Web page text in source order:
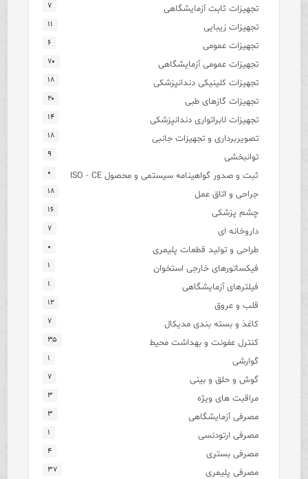
تجهیزات ثابت آزمایشگاهی ۷
تجهیزات زیبایی ۱۱
تجهیزات عمومی ۶
تجهیزات عمومی آزمایشگاهی ۷۰
تجهیزات کلینیکی دندانپزشکی ۱۸
تجهیزات گازهای طبی ۲۰
تجهیزات لابراتواری دندانپزشکی ۱۴
تصویربرداری و تجهیزات جانبی ۱۸
توانبخشی ۹
ثبت و صدور گواهینامه سیستمی و محصول ISO - CE ۰
جراحی و اتاق عمل ۱۸
چشم پزشکی ۱۶
داروخانه ای ۷
طراحی و تولید قطعات پلیمری ۰
فیکساتورهای خارجی استخوان ۱
فیلترهای آزمایشگاهی ۱
قلب و عروق ۱۲
کاغذ و بسته بندی مدیکال ۷
کنترل عفونت و بهداشت محیط ۳۵
گوارشی ۱
گوش و حلق و بینی ۷
مراقبت های ویژه ۳
مصرفی آزمایشگاهی ۳
مصرفی ارتودنسی ۱
مصرفی بستری ۴
مصرفی پلیمری ۳۷